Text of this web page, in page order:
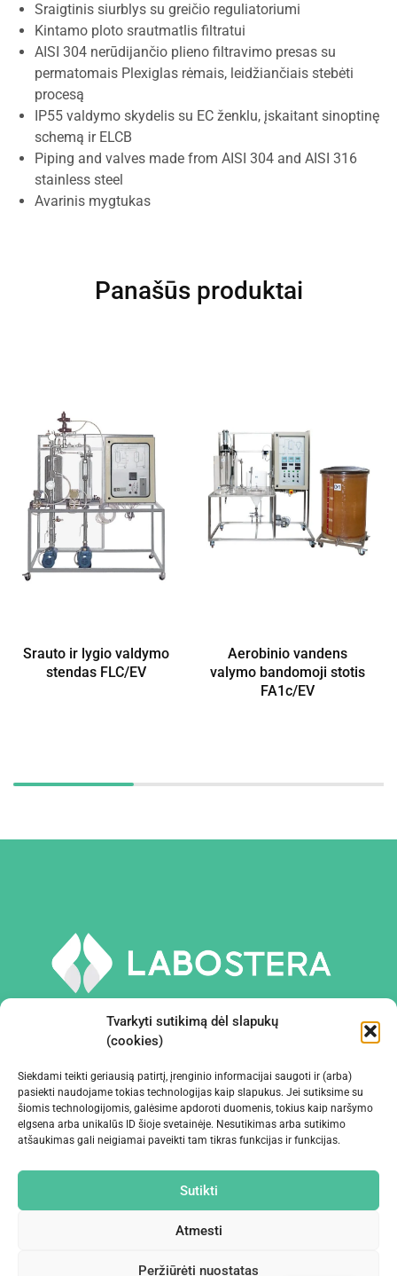
Tvarkyti sutikimą dėl slapukų
(cookies)
Siekdami teikti geriausią patirtį, įrenginio informacijai saugoti ir (arba)
pasiekti naudojame tokias technologijas kaip slapukus. Jei sutiksime su
šiomis technologijomis, galėsime apdoroti duomenis, tokius kaip naršymo
elgsena arba unikalūs ID šioje svetainėje. Nesutikimas arba sutikimo
atšaukimas gali neigiamai paveikti tam tikras funkcijas ir funkcijas.
Sutikti
Atmesti
Peržiūrėti nuostatas
Sraigtinis siurblys su greičio reguliatoriumi
Kintamo ploto srautmatlis filtratui
AISI 304 nerūdijančio plieno filtravimo presas su
permatomais Plexiglas rėmais, leidžiančiais stebėti
procesą
IP55 valdymo skydelis su EC ženklu, įskaitant sinoptinę
schemą ir ELCB
Piping and valves made from AISI 304 and AISI 316
stainless steel
Avarinis mygtukas
Panašūs produktai
Srauto ir lygio valdymo
stendas FLC/EV
Aerobinio vandens
valymo bandomoji stotis
FA1c/EV
PRIEMONĖS IR ĮRANGA
ĮMONĖ